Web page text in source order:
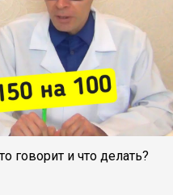
говорит и что делать?